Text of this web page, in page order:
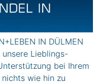
IN DÜLMEN
Lieblings-
bei Ihrem
wie hin zu